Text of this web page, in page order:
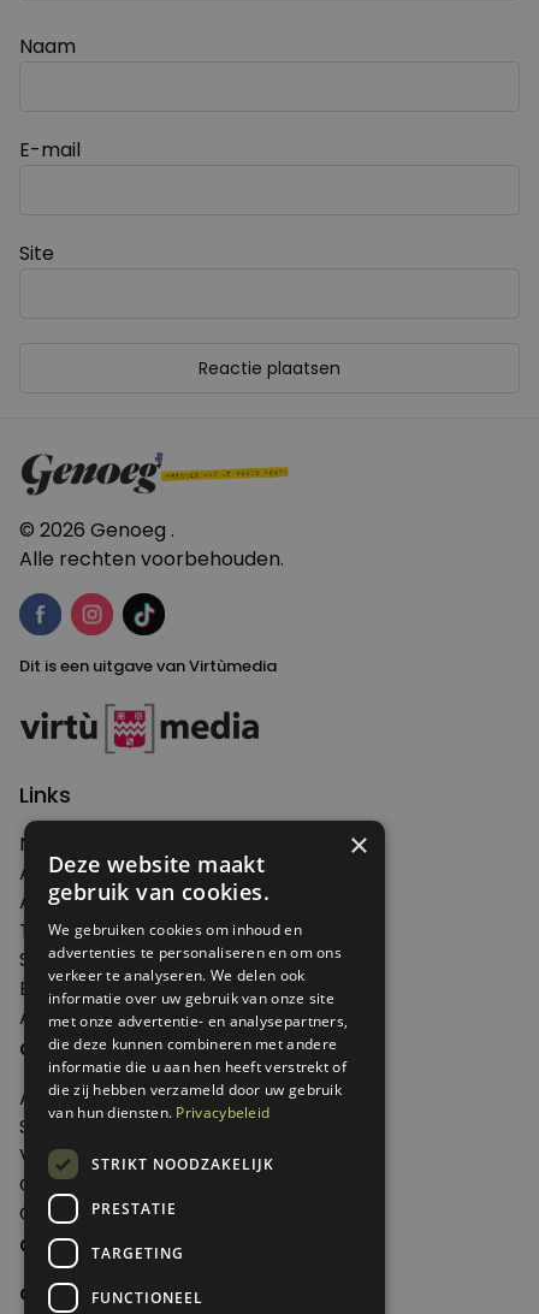
Naam
E-mail
Site
© 2026 Genoeg .
Alle rechten voorbehouden.
Dit is een uitgave van Virtùmedia
Links
Nieuws
Artikelen
Agenda
Thema's
Shop
Edities
Abonneren
Over Genoeg
Adverteren
Samenwerken
Verkooppunten
Over Genoeg
Contact
Contactgegevens
Genoeg
×
Deze website maakt
gebruik van cookies.
We gebruiken cookies om inhoud en
advertenties te personaliseren en om ons
verkeer te analyseren. We delen ook
informatie over uw gebruik van onze site
met onze advertentie- en analysepartners,
die deze kunnen combineren met andere
informatie die u aan hen heeft verstrekt of
die zij hebben verzameld door uw gebruik
van hun diensten. Privacybeleid
STRIKT NOODZAKELIJK
PRESTATIE
TARGETING
FUNCTIONEEL